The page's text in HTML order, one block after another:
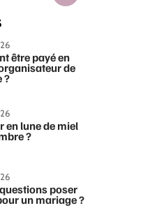
être payé en
de
?
en lune de miel
?
poser
un mariage ?